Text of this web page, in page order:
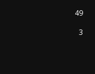
49
3